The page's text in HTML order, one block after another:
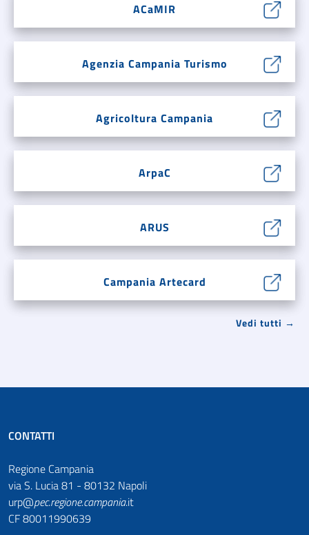
ACaMIR
Agenzia Campania Turismo
Agricoltura Campania
ArpaC
ARUS
Campania Artecard
Vedi tutti →
CONTATTI
Regione Campania
via S. Lucia 81 - 80132 Napoli
urp@pec.regione.campania.it
CF 80011990639